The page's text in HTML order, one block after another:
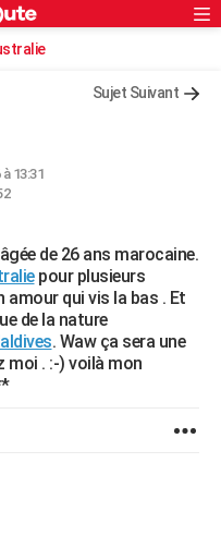
Sujet Suivant
13:31
de 26 ans marocaine.
pour plusieurs
amour qui vis la bas . Et
de la nature
. Waw ça sera une
moi . :-) voilà mon